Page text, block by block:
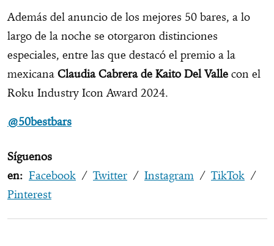
Además del anuncio de los mejores 50 bares, a lo
largo de la noche se otorgaron distinciones
especiales, entre las que destacó el premio a la
mexicana Claudia Cabrera de Kaito Del Valle con el
Roku Industry Icon Award 2024.
@50bestbars
Síguenos
en: Facebook / Twitter / Instagram / TikTok /
Pinterest